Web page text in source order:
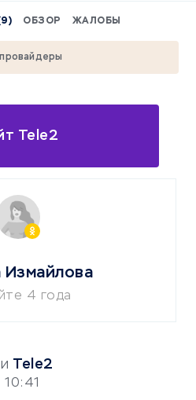
ОБЗОР ЖАЛОБЫ
Tele2
Tele2
Измайлова
4 года